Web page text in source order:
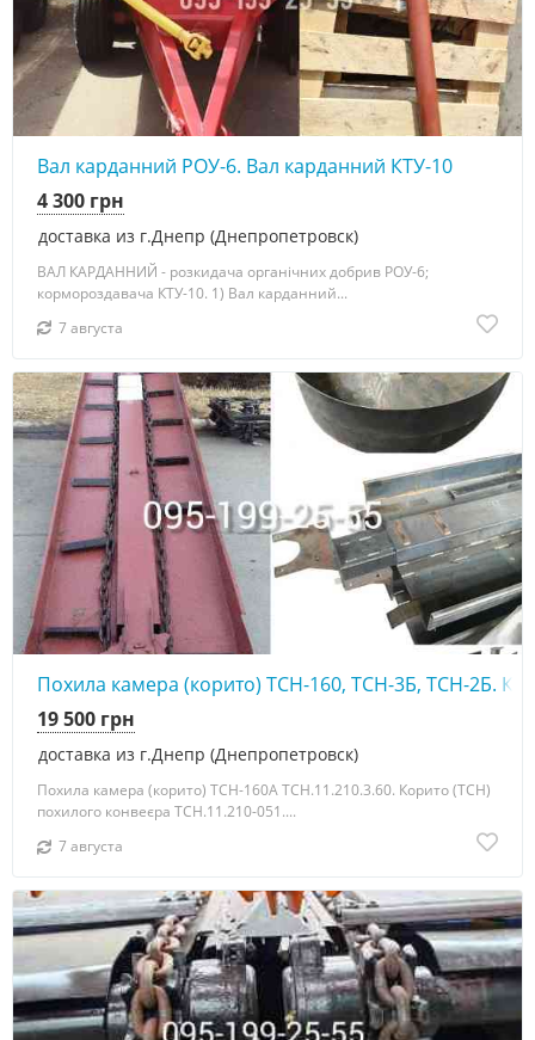
Вал карданний РОУ-6. Вал карданний КТУ-10
доставка из г.Днепр (Днепропетровск)
4 300 грн
ВАЛ КАРДАННИЙ - розкидача органічних добрив РОУ-6;
кормороздавача КТУ-10. 1) Вал карданний...
7 августа
Похила камера (корито) ТСН-160, ТСН-3Б, ТСН-2Б.
доставка из г.Днепр (Днепропетровск)
19 500 грн
Похила камера (корито) ТСН-160А ТСН.11.210.3.60. Корито (ТСН)
похилого конвеєра ТСН.11.210-051....
7 августа